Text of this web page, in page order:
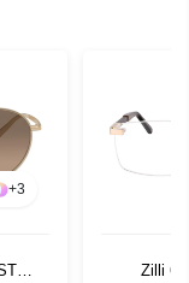
+3
Zilli